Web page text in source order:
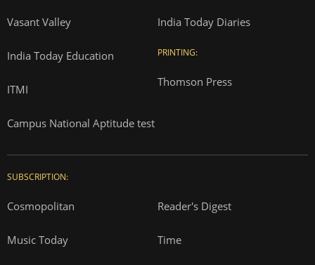
Vasant Valley
India Today Education
ITMI
Campus National Aptitude test
India Today Diaries
PRINTING:
Thomson Press
SUBSCRIPTION:
Cosmopolitan Reader's Digest
Music Today Time